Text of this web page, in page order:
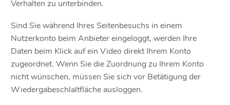
Verhalten zu unterbinden.
Sind Sie während Ihres Seitenbesuchs in einem
Nutzerkonto beim Anbieter eingeloggt, werden Ihre
Daten beim Klick auf ein Video direkt Ihrem Konto
zugeordnet. Wenn Sie die Zuordnung zu Ihrem Konto
nicht wünschen, müssen Sie sich vor Betätigung der
Wiedergabeschlaltfläche ausloggen.